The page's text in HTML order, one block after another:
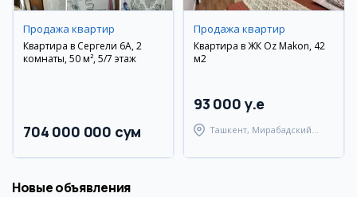
Продажа квартир
Квартира в Сергели 6А, 2
комнаты, 50 м², 5/7 этаж
704 000 000 сум
Продажа квартир
Квартира в ЖК Oz Makon, 42
м2
93 000 y.e
Ташкент, Мирабадский
Новые объявления